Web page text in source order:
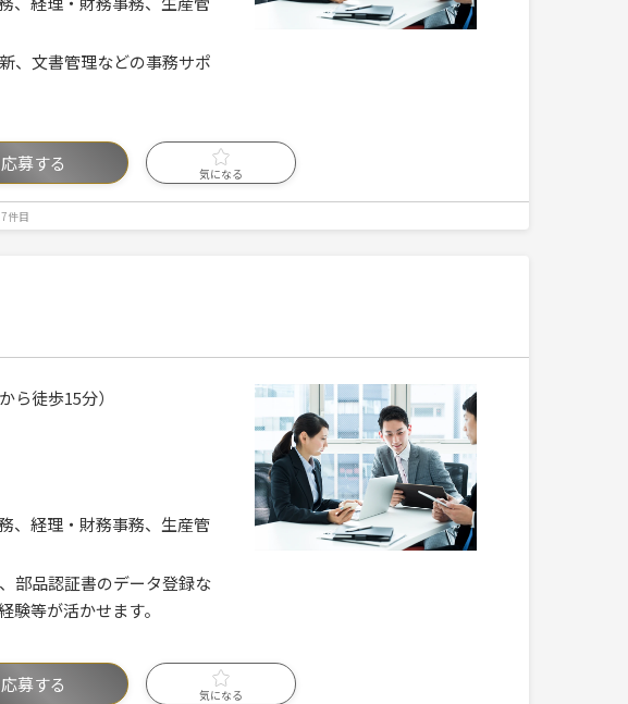
、文書管理などの事務サポ
応募する 気になる
件目
ら徒歩15分）
、経理・財務事務、生産管
部品認証書のデータ登録な
験等が活かせます。
応募する 気になる